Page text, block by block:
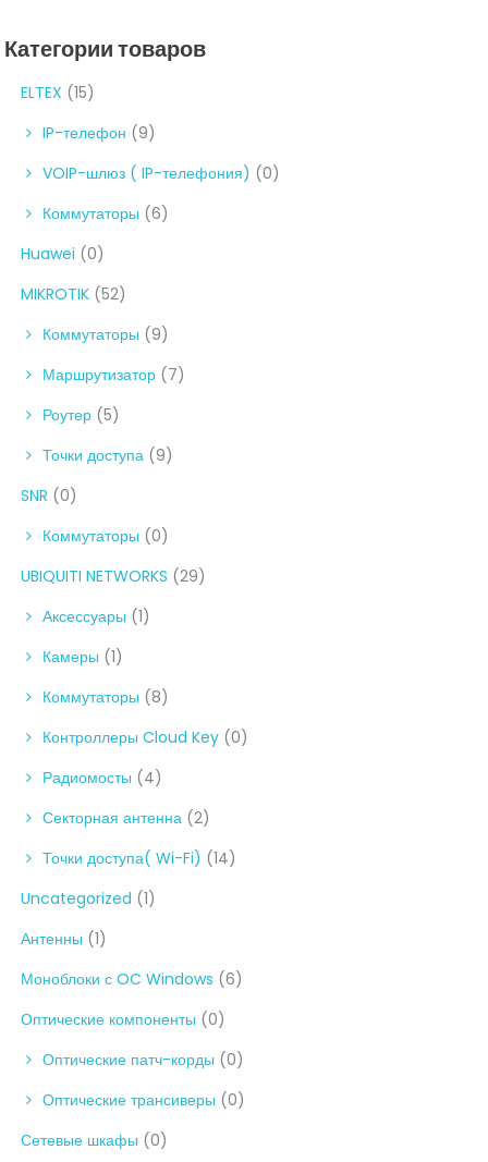
Категории товаров
ELTEX (15)
IP-телефон (9)
VOIP-шлюз ( IP-телефония) (0)
Коммутаторы (6)
Huawei (0)
MIKROTIK (52)
Коммутаторы (9)
Маршрутизатор (7)
Роутер (5)
Точки доступа (9)
SNR (0)
Коммутаторы (0)
UBIQUITI NETWORKS (29)
Аксессуары (1)
Камеры (1)
Коммутаторы (8)
Контроллеры Cloud Key (0)
Радиомосты (4)
Секторная антенна (2)
Точки доступа( Wi-Fi) (14)
Uncategorized (1)
Антенны (1)
Моноблоки с OC Windows (6)
Оптические компоненты (0)
Оптические патч-корды (0)
Оптические трансиверы (0)
Сетевые шкафы (0)